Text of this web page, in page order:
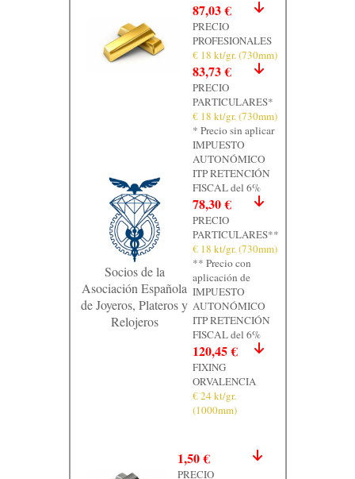
Socios de la
Asociación Española
de Joyeros, Plateros y
Relojeros
87,03 €
PRECIO
PROFESIONALES
€ 18 kt/gr. (730mm)
83,73 €
PRECIO
PARTICULARES*
€ 18 kt/gr. (730mm)
* Precio sin aplicar
IMPUESTO
AUTONÓMICO
ITP RETENCIÓN
FISCAL del 6%
78,30 €
PRECIO
PARTICULARES**
€ 18 kt/gr. (730mm)
** Precio con
aplicación de
IMPUESTO
AUTONÓMICO
ITP RETENCIÓN
FISCAL del 6%
120,45 €
FIXING
ORVALENCIA
€ 24 kt/gr.
(1000mm)
1,50 €
PRECIO